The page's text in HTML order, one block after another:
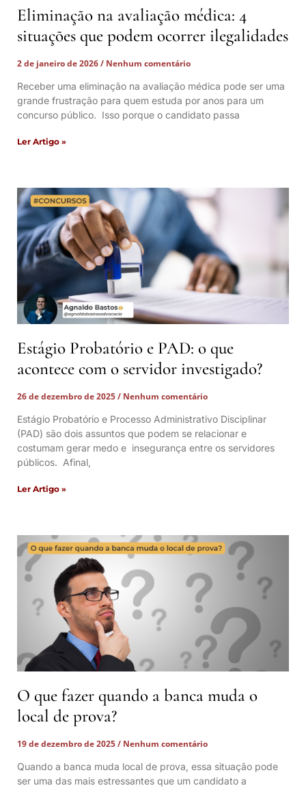
Eliminação na avaliação médica: 4
situações que podem ocorrer ilegalidades
2 de janeiro de 2026
Nenhum comentário
Receber uma eliminação na avaliação médica pode ser uma
grande frustração para quem estuda por anos para um
concurso público. Isso porque o candidato passa
Ler Artigo »
Estágio Probatório e PAD: o que
acontece com o servidor investigado?
26 de dezembro de 2025
Nenhum comentário
Estágio Probatório e Processo Administrativo Disciplinar
(PAD) são dois assuntos que podem se relacionar e
costumam gerar medo e insegurança entre os servidores
públicos. Afinal,
Ler Artigo »
O que fazer quando a banca muda o
local de prova?
19 de dezembro de 2025
Nenhum comentário
Quando a banca muda local de prova, essa situação pode
ser uma das mais estressantes que um candidato a